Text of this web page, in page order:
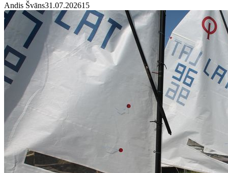
Andis Švāns31.07.20261 5